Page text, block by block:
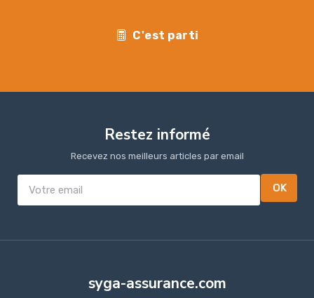
C'est parti
Restez informé
Recevez nos meilleurs articles par email
OK
syga-assurance.com